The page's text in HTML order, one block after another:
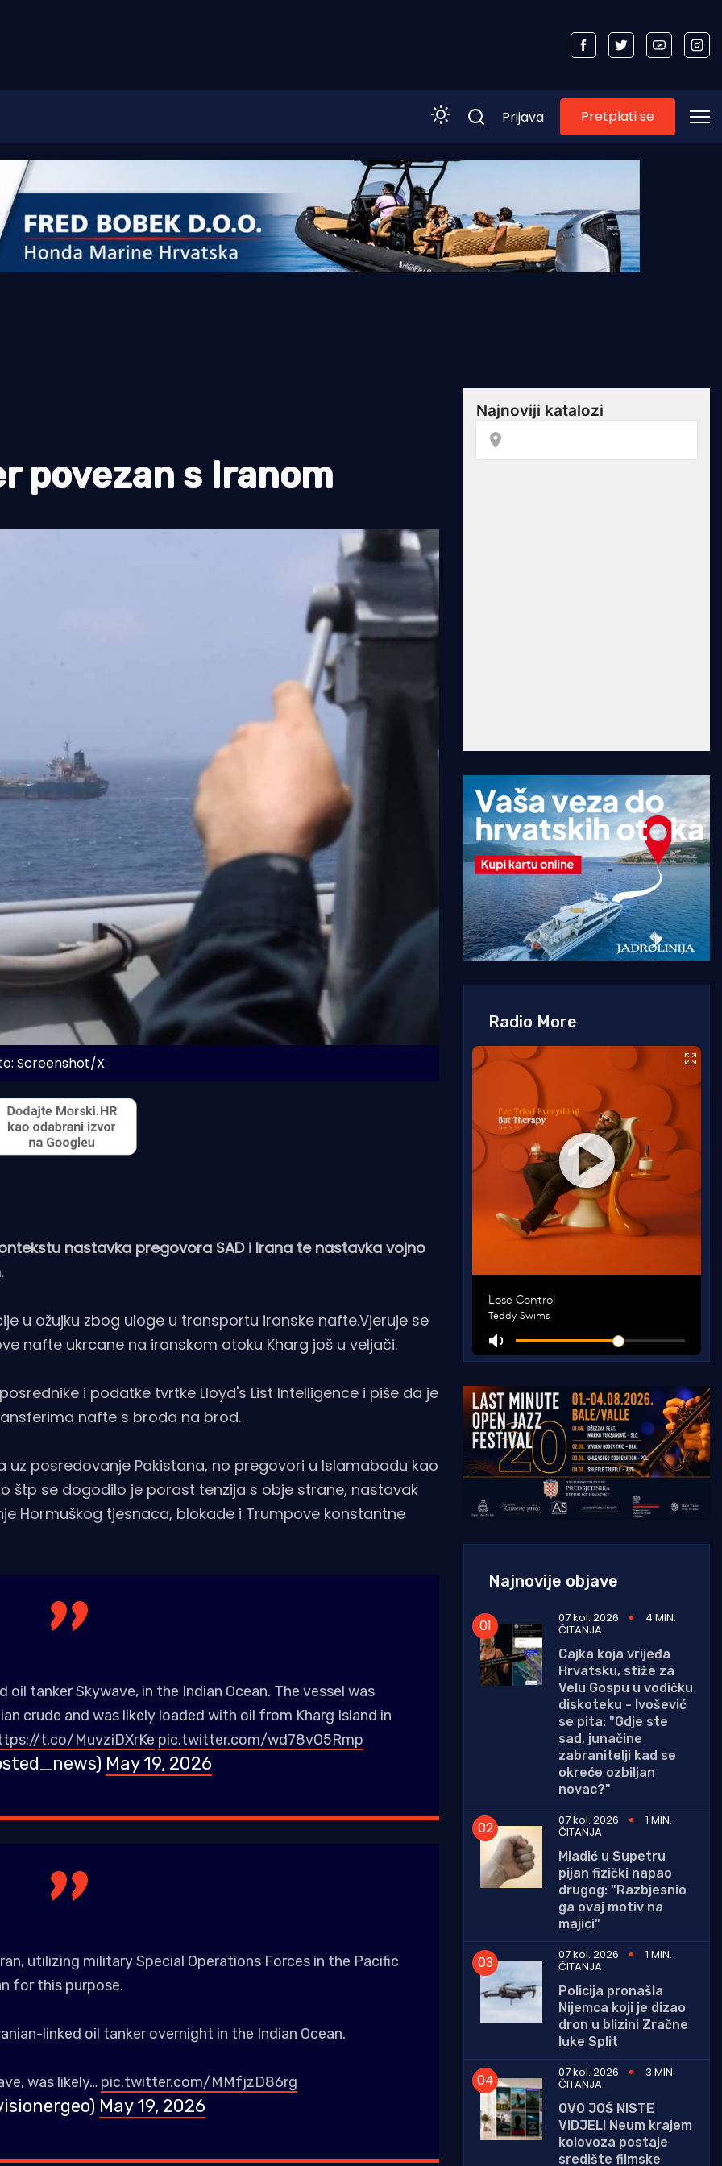
Prijava Pretplati se
povezan s Iranom
Screenshot/X
nastavka pregovora SAD i Irana te nastavka vojno
u ožujku zbog uloge u transportu iranske nafte.Vjeruje se
nafte ukrcane na iranskom otoku Kharg još u veljači.
i podatke tvrtke Lloyd's List Intelligence i piše da je
nafte s broda na brod.
uz posredovanje Pakistana, no pregovori u Islamabadu kao
štp se dogodilo je porast tenzija s obje strane, nastavak
Hormuškog tjesnaca, blokade i Trumpove konstantne
tanker Skywave, in the Indian Ocean. The vessel was
crude and was likely loaded with oil from Kharg Island in
t.co/MuvziDXrKe pic.twitter.com/wd78vO5Rmp
May 19, 2026
utilizing military Special Operations Forces in the Pacific
for this purpose.
linked oil tanker overnight in the Indian Ocean.
was likely… pic.twitter.com/MMfjzD86rg
May 19, 2026
Radio More
Najnovije objave
07 kol. 2026 4 MIN.
ČITANJA
Cajka koja vrijeđa
Hrvatsku, stiže za
Velu Gospu u vodičku
diskoteku - Ivošević
se pita: "Gdje ste
sad, junačine
zabranitelji kad se
okreće ozbiljan
novac?"
07 kol. 2026
1 MIN.
ČITANJA
Mladić u Supetru
pijan fizički napao
drugog: "Razbjesnio
ga ovaj motiv na
majici"
07 kol. 2026
1 MIN.
ČITANJA
Policija pronašla
Nijemca koji je dizao
dron u blizini Zračne
luke Split
07 kol. 2026
3 MIN.
ČITANJA
OVO JOŠ NISTE
VIDJELI Neum krajem
kolovoza postaje
središte filmske